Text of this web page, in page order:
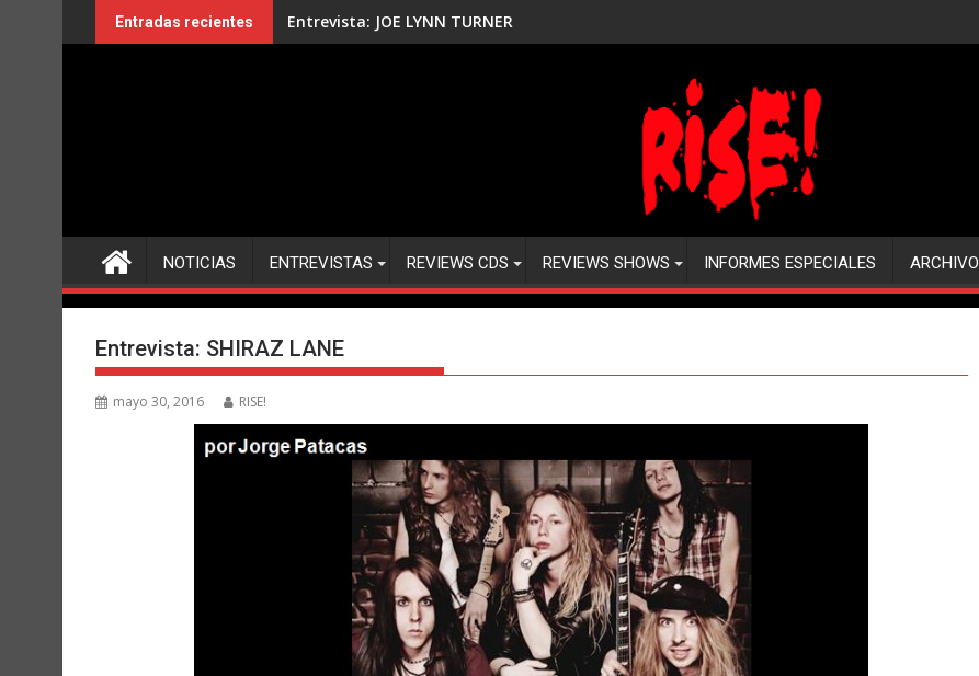
al
Entradas recientes Entrevista: JOE LYNN TURNER
NOTICIAS ENTREVISTAS REVIEWS CDS REVIEWS SHOWS INFORMES ESPECIALES ARCHIVO
Entrevista: SHIRAZ LANE
mayo 30, 2016 RISE!